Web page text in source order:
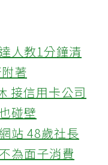
人教1分鐘清
著
接信用卡公司
碰壁
站 48歲社長
為面子消費